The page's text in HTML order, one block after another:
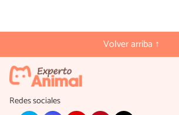
Volver arriba ↑
Redes sociales